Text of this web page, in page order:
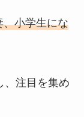
、小学生にな
、注目を集め